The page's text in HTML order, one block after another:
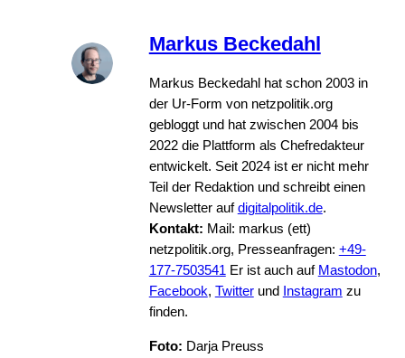
Markus Beckedahl
Markus Beckedahl hat schon 2003 in
der Ur-Form von netzpolitik.org
gebloggt und hat zwischen 2004 bis
2022 die Plattform als Chefredakteur
entwickelt. Seit 2024 ist er nicht mehr
Teil der Redaktion und schreibt einen
Newsletter aufdigitalpolitik.de.
Kontakt: Mail: markus (ett)
netzpolitik.org, Presseanfragen: +49-
177-7503541Er ist auch auf Mastodon,
Facebook, Twitterund Instagram zu
finden.
Foto: Darja Preuss